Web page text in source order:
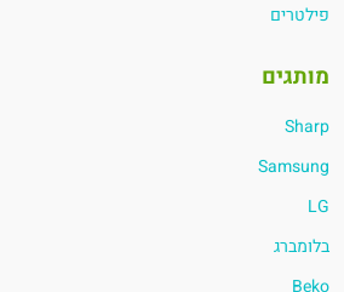
פילטרים
מותגים
Sharp
Samsung
LG
בלומברג
Beko